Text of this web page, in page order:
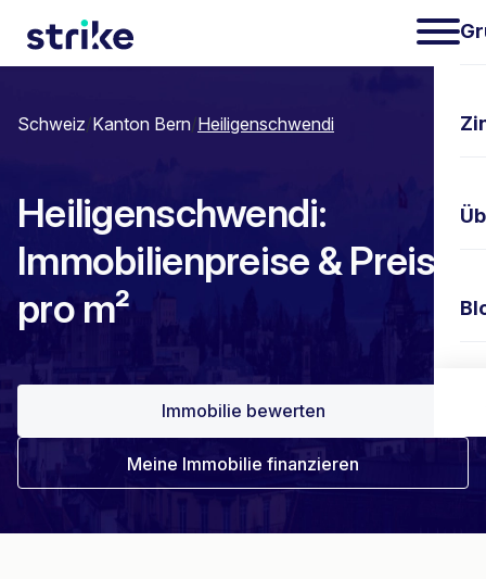
Schweiz/Kanton Bern/Heiligenschwendi
Heiligenschwendi:
Immobilienpreise & Preis
pro m²
Immobilie bewerten
Meine Immobilie finanzieren